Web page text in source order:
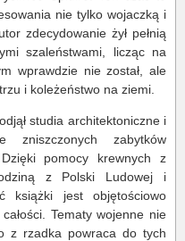
nie tylko wojaczką i
zdecydowanie żył pełnią
szaleństwami, licząc na
wprawdzie nie został, ale
i koleżeństwo na ziemi.
studia architektoniczne i
zniszczonych zabytków
pomocy krewnych z
z Polski Ludowej i
książki jest objętościowo
Tematy wojenne nie
z rzadka powraca do tych